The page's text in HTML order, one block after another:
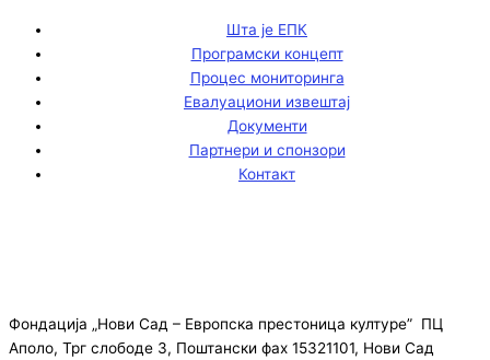
Шта је ЕПК
Програмски концепт
Процес мониторинга
Евалуациони извештај
Документи
Партнери и спонзори
Контакт
Фондација „Нови Сад – Европска престоница културе” ПЦ
Аполо, Трг слободе 3, Поштански фах 15321101, Нови Сад